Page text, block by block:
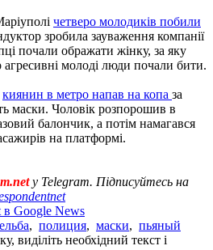
четверо молодиків побили
зробила зауваження компанії
почали ображати жінку, за яку
молоді люди почали бити.
киянин в метро напав на копа за
маски. Чоловік розпорошив в
балончик, а потім намагався
на платформі.
у Telegram. Підписуйтесь на
в Google News
, полиция, маски, пьяный
виділіть необхідний текст і